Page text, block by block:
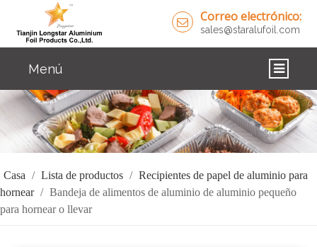
Correo electrónico:
sales@staralufoil.com
Menú
CASA
PRODUCTOS
SOBRE NOSOTROS
SOLUCIONES
Casa / Lista de productos / Recipientes de papel de aluminio para
hornear / Bandeja de alimentos de aluminio de aluminio pequeño
para hornear o llevar